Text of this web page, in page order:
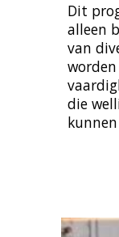
Dit
alleen
van
die